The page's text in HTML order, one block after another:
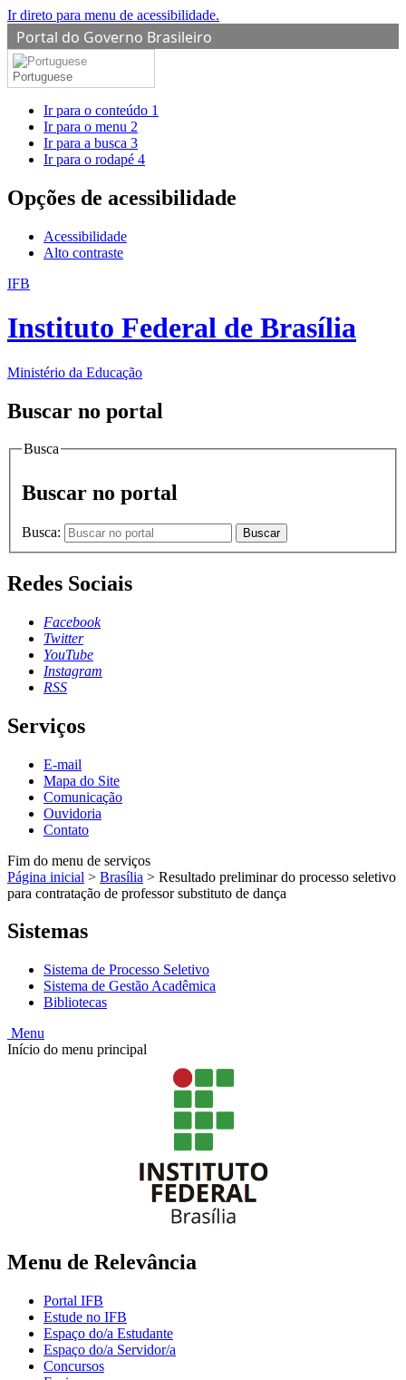
Ir direto para menu de acessibilidade.
Portal do Governo Brasileiro
Portuguese
Ir para o conteúdo 1
Ir para o menu 2
Ir para a busca 3
Ir para o rodapé 4
Opções de acessibilidade
Acessibilidade
Alto contraste
IFB
Instituto Federal de Brasília
Ministério da Educação
Buscar no portal
Busca
Buscar no portal
Busca: Buscar
Redes Sociais
Facebook
Twitter
YouTube
Instagram
RSS
Serviços
E-mail
Mapa do Site
Comunicação
Ouvidoria
Contato
Fim do menu de serviços
Página inicial > Brasília > Resultado preliminar do processo seletivo
para contratação de professor substituto de dança
Sistemas
Sistema de Processo Seletivo
Sistema de Gestão Acadêmica
Bibliotecas
Menu
Início do menu principal
Menu de Relevância
Portal IFB
Estude no IFB
Espaço do/a Estudante
Espaço do/a Servidor/a
Concursos